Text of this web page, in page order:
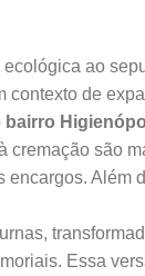
ao
de
bairro
cremação são
Além
Essa